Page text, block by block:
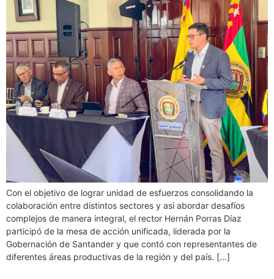
Con el objetivo de lograr unidad de esfuerzos consolidando la
colaboración entre distintos sectores y así abordar desafíos
complejos de manera integral, el rector Hernán Porras Díaz
participó de la mesa de acción unificada, liderada por la
Gobernación de Santander y que contó con representantes de
diferentes áreas productivas de la región y del país. […]